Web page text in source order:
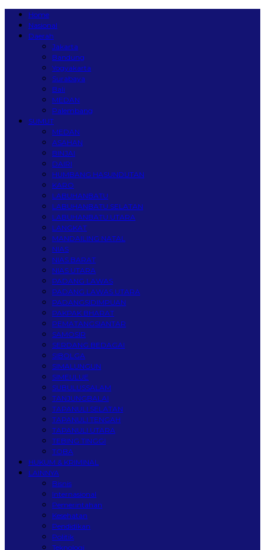
Home
Nasional
Daerah
Jakarta
Bandung
Yogyakarta
Surabaya
Bali
MEDAN
Palembang
SUMUT
MEDAN
ASAHAN
BINJAI
DAIRI
HUMBANG HASUNDUTAN
KARO
LABUHANBATU
LABUHANBATU SELATAN
LABUHANBATU UTARA
LANGKAT
MANDAILING NATAL
NIAS
NIAS BARAT
NIAS UTARA
PADANG LAWAS
PADANG LAWAS UTARA
PADANGSIDIMPUAN
PAKPAK BHARAT
PEMATANGSIANTAR
SAMOSIR
SERDANG BEDAGAI
SIBOLGA
SIMALUNGUN
SIMEULUE
SUBULUSSALAM
TANJUNGBALAI
TAPANULI SELATAN
TAPANULI TENGAH
TAPANULI UTARA
TEBING TINGGI
TOBA
HUKUM & KRIMINAL
LAINNYA
Bisnis
Internasional
Pemerintahan
Kesehatan
Pendidikan
Politik
Teknologi